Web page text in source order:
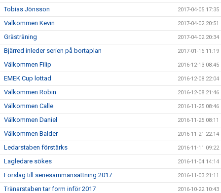
Tobias Jönsson 2017-04-05 17:35
Välkommen Kevin 2017-04-02 20:51
Grästräning 2017-04-02 20:34
Bjärred inleder serien på bortaplan 2017-01-16 11:19
Välkommen Filip 2016-12-13 08:45
EMEK Cup lottad 2016-12-08 22:04
Välkommen Robin 2016-12-08 21:46
Välkommen Calle 2016-11-25 08:46
Välkommen Daniel 2016-11-25 08:11
Välkommen Balder 2016-11-21 22:14
Ledarstaben förstärks 2016-11-11 09:22
Lagledare sökes 2016-11-04 14:14
Förslag till seriesammansättning 2017 2016-11-03 21:11
Tränarstaben tar form inför 2017 2016-10-22 10:43